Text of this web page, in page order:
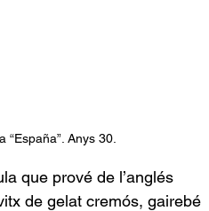
Anys 30.
que prové de l’anglés
de gelat cremós, gairebé